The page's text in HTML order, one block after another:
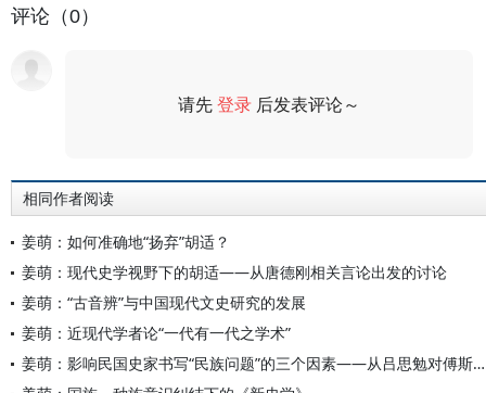
评论（0）
请先登录 后发表评论～
相同作者阅读
姜萌：如何准确地“扬弃”胡适？
姜萌：现代史学视野下的胡适——从唐德刚相关言论出发的讨论
姜萌：“古音辨”与中国现代文史研究的发展
姜萌：近现代学者论“一代有一代之学术”
姜萌：影响民国史家书写“民族问题”的三个因素——从吕思勉对傅斯年与顾颉刚的批评说起